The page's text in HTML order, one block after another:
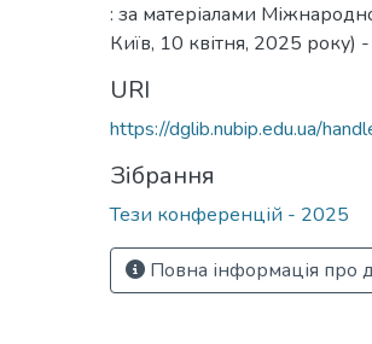
: за матеріалами
Київ, 10 квітня, 2025
URI
https://dglib.nubip.edu.ua/
Зібрання
Тези конференцій - 2025
Повна інформація про